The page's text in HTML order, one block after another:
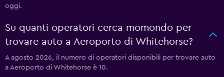
oggi.
Su quanti operatori cerca momondo per
trovare auto a Aeroporto di Whitehorse?
A agosto 2026, il numero di operatori disponibili per trovare auto
a Aeroporto di Whitehorse è 10.